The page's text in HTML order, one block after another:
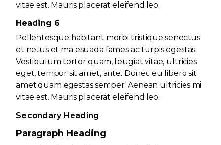
vitae est. Mauris placerat eleifend leo.
Heading 6
Pellentesque habitant morbi tristique senectus
et netus et malesuada fames ac turpis egestas.
Vestibulum tortor quam, feugiat vitae, ultricies
eget, tempor sit amet, ante. Donec eu libero sit
amet quam egestas semper. Aenean ultricies mi
vitae est. Mauris placerat eleifend leo.
Secondary Heading
Paragraph Heading